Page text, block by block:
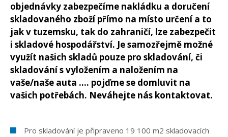
objednávky zabezpečíme nakládku a doručení
skladovaného zboží přímo na místo určení a to
jak v tuzemsku, tak do zahraničí, lze zabezpečit
i skladové hospodářství. Je samozřejmě možné
využít našich skladů pouze pro skladování, či
skladování s vyložením a naložením na
vaše/naše auta .... pojďme se domluvit na
vašich potřebách. Neváhejte nás kontaktovat.
Pro skladování je připraveno 19 100 m2 skladovacích